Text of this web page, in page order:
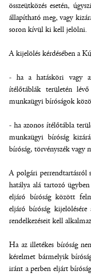
összeütközés esetén,
állapítható meg, vagy
soron kívül ki kell jelölni.
A kijelölés kérdésében a
- ha a hatásköri vagy
ítélőtáblák területén
munkaügyi bíróságok
- ha azonos ítélőtábla
munkaügyi bíróság
bíróság, törvényszék
A polgári
hatálya alá tartozó
eljáró bíróság között
eljáró bíróság kijelölésére
rendelkezéseit kell
Ha az illetékes bíróság
kérelmet bármelyik
iránt a perben eljárt